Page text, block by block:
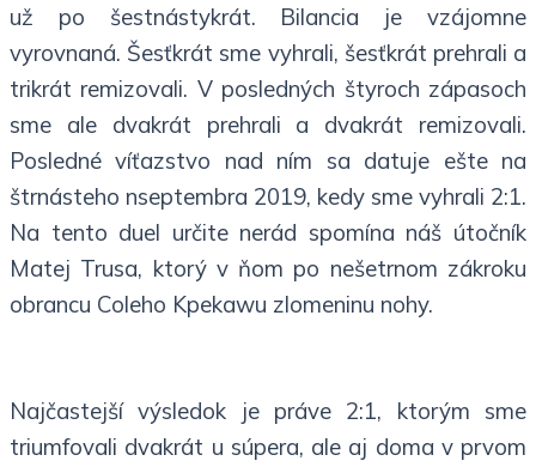
už po šestnástykrát. Bilancia je vzájomne
vyrovnaná. Šesťkrát sme vyhrali, šesťkrát prehrali a
trikrát remizovali. V posledných štyroch zápasoch
sme ale dvakrát prehrali a dvakrát remizovali.
Posledné víťazstvo nad ním sa datuje ešte na
štrnásteho nseptembra 2019, kedy sme vyhrali 2:1.
Na tento duel určite nerád spomína náš útočník
Matej Trusa, ktorý v ňom po nešetrnom zákroku
obrancu Coleho Kpekawu zlomeninu nohy.
Najčastejší výsledok je práve 2:1, ktorým sme
triumfovali dvakrát u súpera, ale aj doma v prvom